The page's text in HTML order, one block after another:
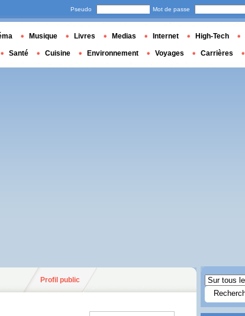
Profil public
Pseudo Mot de passe
Musique Livres Medias Internet High-Tech
Santé Cuisine Environnement Voyages Carrières